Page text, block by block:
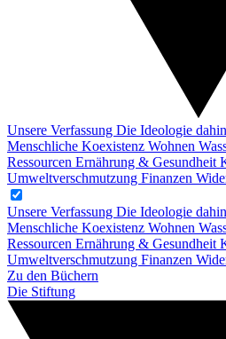
Unsere Verfassung Die Ideologie
Menschliche Koexistenz Wohnen
Ressourcen Ernährung & Gesundheit
Umweltverschmutzung Finanzen
Unsere Verfassung Die Ideologie
Menschliche Koexistenz Wohnen
Ressourcen Ernährung & Gesundheit
Umweltverschmutzung Finanzen
Zu den Büchern
Die Stiftung